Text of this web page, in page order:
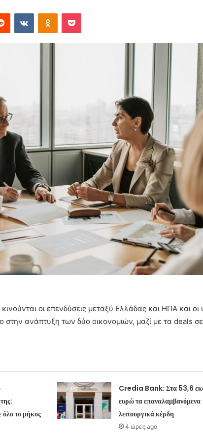
Reddit VKontakteOdnoklassniki
Pocket
οι επενδύσεις μεταξύ Ελλάδας και ΗΠΑ και οι
στην ανάπτυξη των δύο οικονομιών, μαζί με τα deals σε
το μήκος
Credia Bank: Στα 53,6
ευρώ τα επαναλαμβανόμενα
λειτουργικά κέρδη
4 ώρες ago